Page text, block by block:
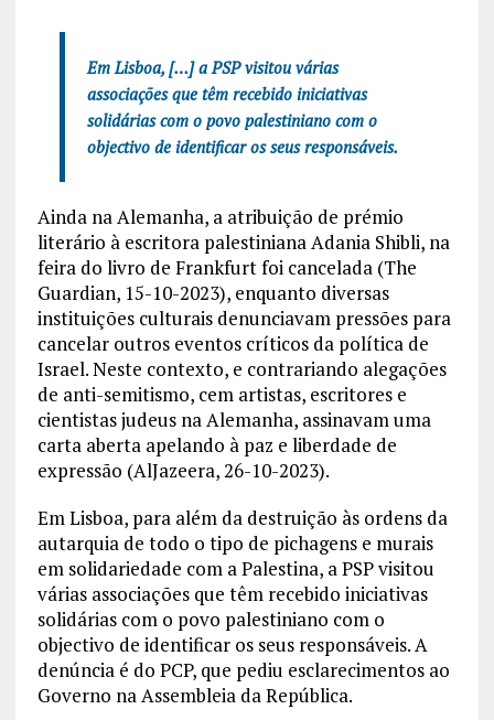
Em Lisboa, […] a PSP visitou várias
associações que têm recebido iniciativas
solidárias com o povo palestiniano com o
objectivo de identificar os seus responsáveis.
Ainda na Alemanha, a atribuição de prémio
literário à escritora palestiniana Adania Shibli, na
feira do livro de Frankfurt foi cancelada (The
Guardian, 15-10-2023), enquanto diversas
instituições culturais denunciavam pressões para
cancelar outros eventos críticos da política de
Israel. Neste contexto, e contrariando alegações
de anti-semitismo, cem artistas, escritores e
cientistas judeus na Alemanha, assinavam uma
carta aberta apelando à paz e liberdade de
expressão (AlJazeera, 26-10-2023).
Em Lisboa, para além da destruição às ordens da
autarquia de todo o tipo de pichagens e murais
em solidariedade com a Palestina, a PSP visitou
várias associações que têm recebido iniciativas
solidárias com o povo palestiniano com o
objectivo de identificar os seus responsáveis. A
denúncia é do PCP, que pediu esclarecimentos ao
Governo na Assembleia da República.